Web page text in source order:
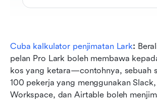
Cuba kalkulator penjimatan Lark:
pelan Pro Lark boleh membawa
kos yang ketara—contohnya, sebuah
100 pekerja yang menggunakan
Workspace, dan Airtable boleh